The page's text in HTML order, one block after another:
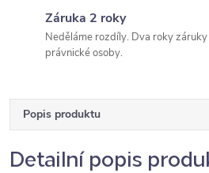
Záruka 2 roky
Neděláme rozdíly. Dva roky
právnické osoby.
Popis produktu
Detailní popis